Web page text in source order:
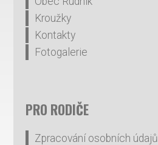
Kroužky
Kontakty
Fotogalerie
PRO RODIČE
Zpracování osobních údajů